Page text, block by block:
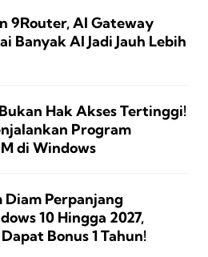
9Router, AI Gateway
Banyak AI Jadi Jauh Lebih
Hak Akses Tertinggi!
Program
di Windows
Perpanjang
10 Hingga 2027,
Bonus 1 Tahun!